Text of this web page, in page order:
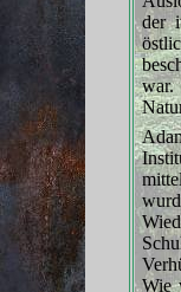
der
war.
Wie